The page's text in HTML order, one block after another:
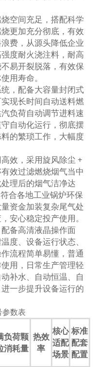
空间充足，搭配科学
更加充分彻底，有效
费，从源头降低企业
度耐火浇注料，耐高
易开裂脱落，有效保
用寿命。
，配备大容量封闭式
现长时间自动送料燃
负荷自动调节进料速
自动化运行，彻底摆
的繁琐工作，大幅度
效，采用旋风除尘 +
效过滤燃烧烟气当中
理后的烟气洁净达
合各地工业锅炉环保
资金加装复杂尾气处
安心稳定投产使用。
备高清液晶操作面
度、设备运行状态、
流程简单易懂，普通
用，日常生产管理轻
补水、自动恒温、自
一步提升设备运行的
数表
负荷颗
消耗量
热效
率
核心
适配
场景
标准
配套
配置